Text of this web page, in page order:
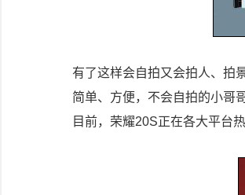
有了这样会自拍又会拍人、拍
简单、方便，不会自拍的小哥
目前，荣耀20S正在各大平台